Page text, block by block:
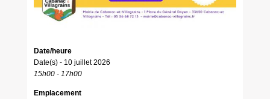
Date/heure
Date(s) - 10 juillet 2026
15h00 - 17h00
Emplacement